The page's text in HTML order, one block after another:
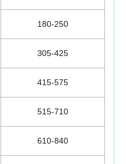
180-250
305-425
415-575
515-710
610-840